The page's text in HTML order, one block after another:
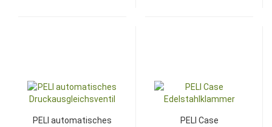
PELI automatisches
PELI Case